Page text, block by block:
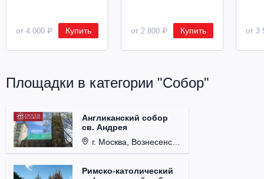
от 4 000 ₽ Купить от 2 800 ₽ Купить от 3
Площадки в категории "Собор"
Англиканский собор
св. Андрея
г. Москва, Вознесенский пер., д. 8/5, стр. 3.
Римско-католический